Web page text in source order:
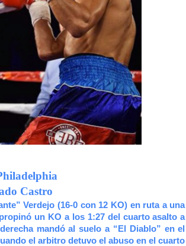
Castro
Verdejo (16-0 con 12 KO) en ruta a una
un KO a los 1:27 del cuarto asalto a
mandó al suelo a “El Diablo” en el
el arbitro detuvo el abuso en el cuarto